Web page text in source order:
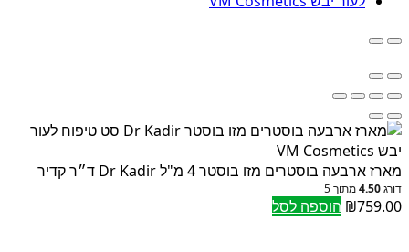
מארז ארבעה בוסטרים מזו בוסטר 4 מ"ל Dr Kadir ד״ר קדיר
דורג4.50מתוך 5
₪759.00 הוספה לסל